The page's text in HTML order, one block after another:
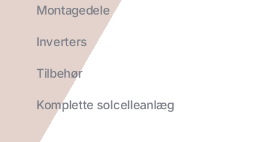
Montagedele
Inverters
Tilbehør
Komplette solcelleanlæg